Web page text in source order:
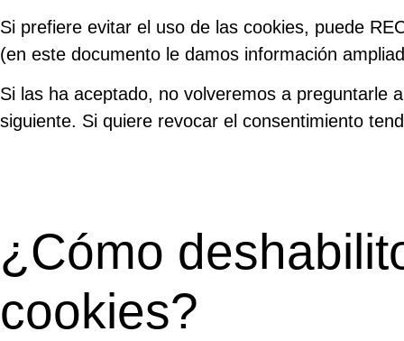
Si prefiere evitar el uso de las cookies, puede
(en este documento le damos información
Si las ha aceptado, no volveremos a preguntarle
siguiente. Si quiere revocar el consentimiento
¿Cómo
cookies?